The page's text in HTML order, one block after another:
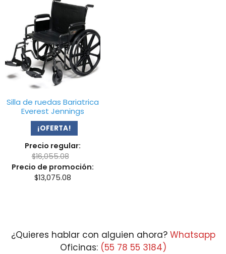
Silla de ruedas Bariatrica
Everest Jennings
¡OFERTA!
Precio regular:
$16,055.08
Precio de promoción:
$13,075.08
¿Quieres hablar con alguien ahora? Whatsapp
Oficinas: (55 78 55 3184)